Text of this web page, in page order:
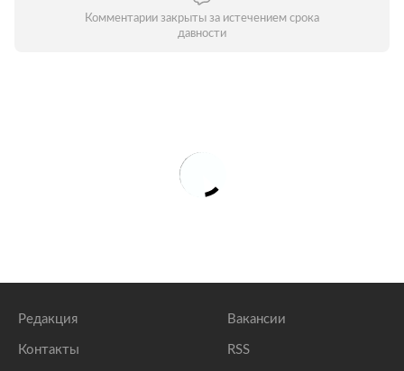
Комментарии закрыты за истечением срока
давности
Редакция
Контакты
Вакансии
RSS